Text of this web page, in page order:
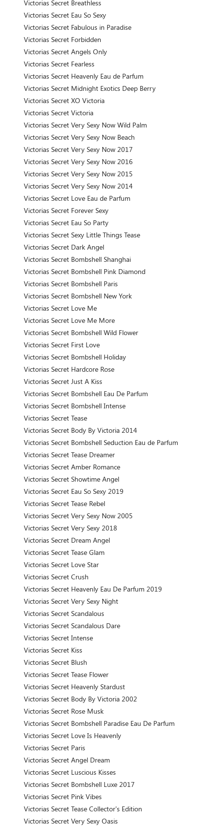
Victorias Secret Breathless
Victorias Secret Eau So Sexy
Victorias Secret Fabulous in Paradise
Victorias Secret Forbidden
Victorias Secret Angels Only
Victorias Secret Fearless
Victorias Secret Heavenly Eau de Parfum
Victorias Secret Midnight Exotics Deep Berry
Victorias Secret XO Victoria
Victorias Secret Victoria
Victorias Secret Very Sexy Now Wild Palm
Victorias Secret Very Sexy Now Beach
Victorias Secret Very Sexy Now 2017
Victorias Secret Very Sexy Now 2016
Victorias Secret Very Sexy Now 2015
Victorias Secret Very Sexy Now 2014
Victorias Secret Love Eau de Parfum
Victorias Secret Forever Sexy
Victorias Secret Eau So Party
Victorias Secret Sexy Little Things Tease
Victorias Secret Dark Angel
Victorias Secret Bombshell Shanghai
Victorias Secret Bombshell Pink Diamond
Victorias Secret Bombshell Paris
Victorias Secret Bombshell New York
Victorias Secret Love Me
Victorias Secret Love Me More
Victorias Secret Bombshell Wild Flower
Victorias Secret First Love
Victorias Secret Bombshell Holiday
Victorias Secret Hardcore Rose
Victorias Secret Just A Kiss
Victorias Secret Bombshell Eau De Parfum
Victorias Secret Bombshell Intense
Victorias Secret Tease
Victorias Secret Body By Victoria 2014
Victorias Secret Bombshell Seduction Eau de Parfum
Victorias Secret Tease Dreamer
Victorias Secret Amber Romance
Victorias Secret Showtime Angel
Victorias Secret Eau So Sexy 2019
Victorias Secret Tease Rebel
Victorias Secret Very Sexy Now 2005
Victorias Secret Very Sexy 2018
Victorias Secret Dream Angel
Victorias Secret Tease Glam
Victorias Secret Love Star
Victorias Secret Crush
Victorias Secret Heavenly Eau De Parfum 2019
Victorias Secret Very Sexy Night
Victorias Secret Scandalous
Victorias Secret Scandalous Dare
Victorias Secret Intense
Victorias Secret Kiss
Victorias Secret Blush
Victorias Secret Tease Flower
Victorias Secret Heavenly Stardust
Victorias Secret Body By Victoria 2002
Victorias Secret Rose Musk
Victorias Secret Bombshell Paradise Eau De Parfum
Victorias Secret Love Is Heavenly
Victorias Secret Paris
Victorias Secret Angel Dream
Victorias Secret Luscious Kisses
Victorias Secret Bombshell Luxe 2017
Victorias Secret Pink Vibes
Victorias Secret Tease Collector's Edition
Victorias Secret Very Sexy Oasis